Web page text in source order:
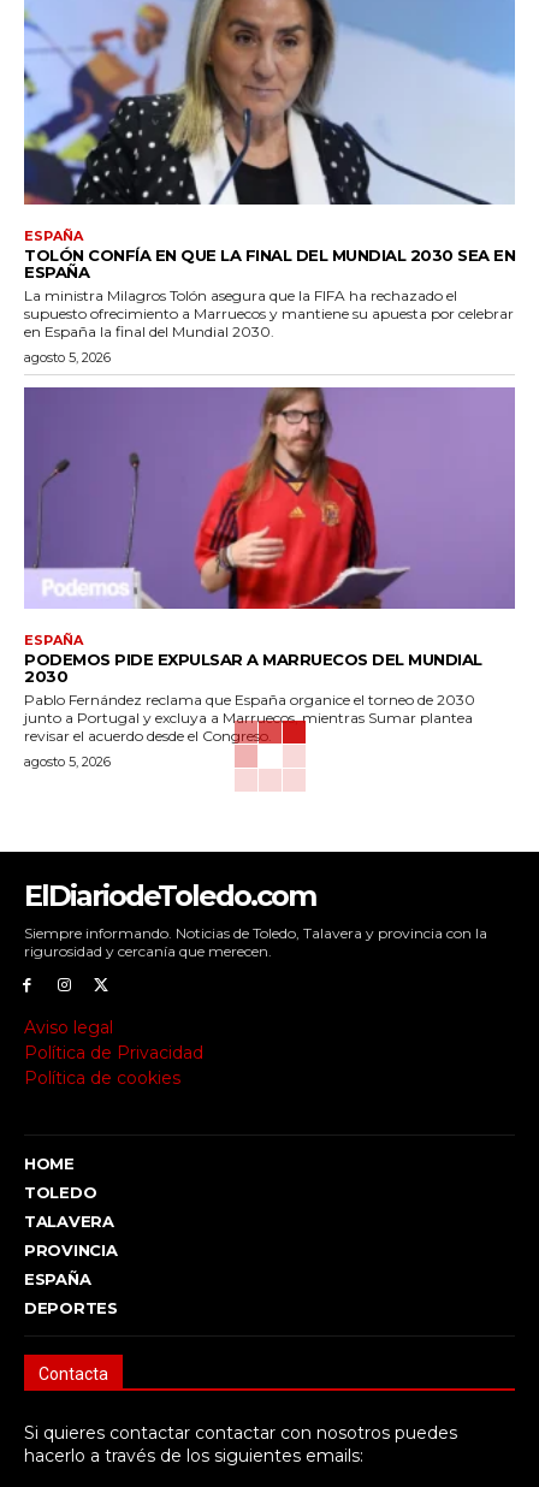
ESPAÑA
TOLÓN CONFÍA EN QUE LA FINAL DEL MUNDIAL 2030 SEA EN
ESPAÑA
La ministra Milagros Tolón asegura que la FIFA ha rechazado el
supuesto ofrecimiento a Marruecos y mantiene su apuesta por celebrar
en España la final del Mundial 2030.
agosto 5, 2026
ESPAÑA
PODEMOS PIDE EXPULSAR A MARRUECOS DEL MUNDIAL
2030
Pablo Fernández reclama que España organice el torneo de 2030
junto a Portugal y excluya a Marruecos, mientras Sumar plantea
revisar el acuerdo desde el Congreso.
agosto 5, 2026
ElDiariodeToledo.com
Siempre informando. Noticias de Toledo, Talavera y provincia con la
rigurosidad y cercanía que merecen.
Aviso legal
Política de Privacidad
Política de cookies
HOME
TOLEDO
TALAVERA
PROVINCIA
ESPAÑA
DEPORTES
Contacta
Si quieres contactar contactar con nosotros puedes
hacerlo a través de los siguientes emails: